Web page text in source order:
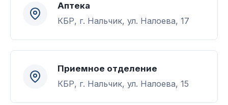
Аптека
КБР, г. Нальчик, ул. Налоева, 17
Приемное отделение
КБР, г. Нальчик, ул. Налоева, 15